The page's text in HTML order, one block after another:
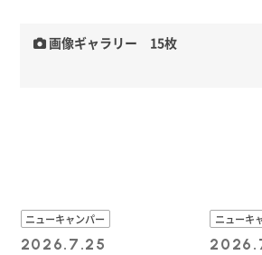
画像ギャラリー 15枚
ニューキャンパー
2026.7.25
ニューキ